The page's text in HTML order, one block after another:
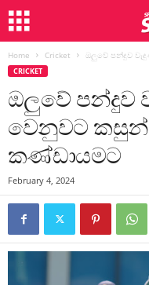
Home Cricket ඔලුවේ පන්දුව
CRICKET
ඔලුවේ පන්දුව
වෙනුවට කසුන්
කණ්ඩායමට
February 4, 2024